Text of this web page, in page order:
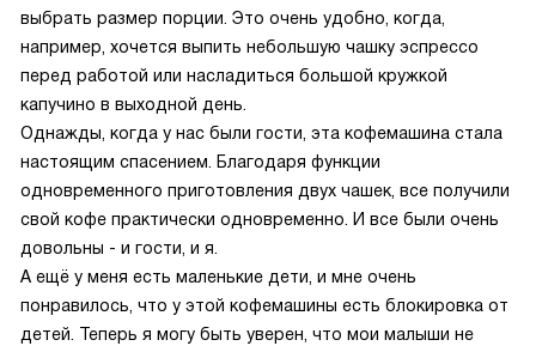
выбрать размер порции. Это очень удобно, когда,
например, хочется выпить небольшую чашку эспрессо
перед работой или насладиться большой кружкой
капучино в выходной день.
Однажды, когда у нас были гости, эта кофемашина стала
настоящим спасением. Благодаря функции
одновременного приготовления двух чашек, все получили
свой кофе практически одновременно. И все были очень
довольны - и гости, и я.
А ещё у меня есть маленькие дети, и мне очень
понравилось, что у этой кофемашины есть блокировка от
детей. Теперь я могу быть уверен, что мои малыши не